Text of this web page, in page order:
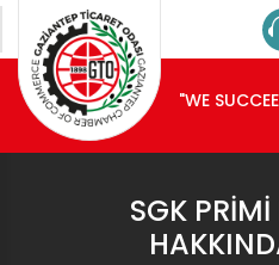
"WE
SGK